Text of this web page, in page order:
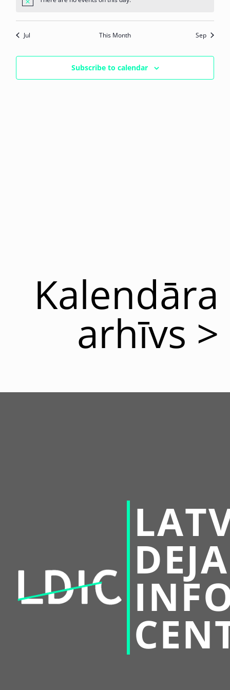
Notice
Jul This Month Sep
Subscribe to calendar
Kalendāra
arhīvs >